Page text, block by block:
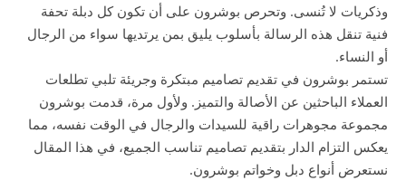
وذكريات لا تُنسى. وتحرص بوشرون على أن تكون كل دبلة تحفة
فنية تنقل هذه الرسالة بأسلوب يليق بمن يرتديها سواء من الرجال
أو النساء.
تستمر بوشرون في تقديم تصاميم مبتكرة وجريئة تلبي تطلعات
العملاء الباحثين عن الأصالة والتميز. ولأول مرة، قدمت بوشرون
مجموعة مجوهرات راقية للسيدات والرجال في الوقت نفسه، مما
يعكس التزام الدار بتقديم تصاميم تناسب الجميع، في هذا المقال
نستعرض أنواع دبل وخواتم بوشرون.